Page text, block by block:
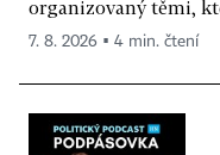
organizovaný těmi,
7. 8. 2026 ▪ 4 min. čtení